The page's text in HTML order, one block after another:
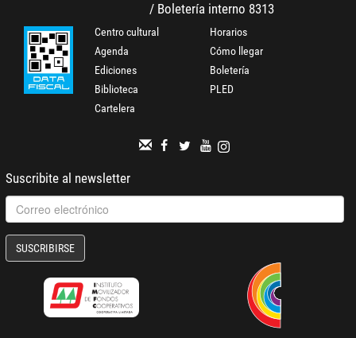
/ Boletería interno 8313
Centro cultural
Agenda
Ediciones
Biblioteca
Cartelera
Horarios
Cómo llegar
Boletería
PLED
Suscribite al newsletter
SUSCRIBIRSE